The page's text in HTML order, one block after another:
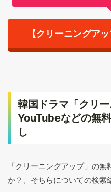
【クリーニングア
韓国ドラマ「クリ
YouTubeなどの無
し
「クリーニングアップ」の
か？、そちらについての検索